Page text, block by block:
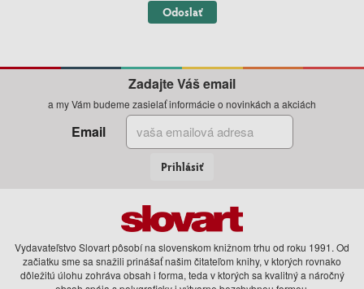
Odoslať
Zadajte Váš email
a my Vám budeme zasielať informácie o novinkách a akciách
Email
Prihlásiť
Vydavateľstvo Slovart pôsobí na slovenskom knižnom trhu od roku 1991. Od
začiatku sme sa snažili prinášať našim čitateľom knihy, v ktorých rovnako
dôležitú úlohu zohráva obsah i forma, teda v ktorých sa kvalitný a náročný